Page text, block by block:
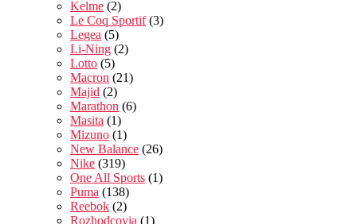
Kelme (2)
Le Coq Sportif(3)
Legea (5)
Li-Ning (2)
Lotto (5)
Macron (21)
Majid (2)
Marathon (6)
Masita (1)
Mizuno (1)
New Balance (26)
Nike (319)
One All Sports (1)
Puma (138)
Reebok (2)
Rozhodcovia (1)